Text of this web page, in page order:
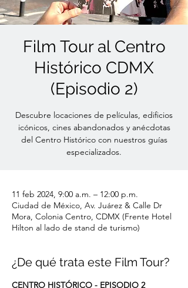
Film Tour al Centro
Histórico CDMX
(Episodio 2)
Descubre locaciones de películas, edificios
icónicos, cines abandonados y anécdotas
del Centro Histórico con nuestros guías
especializados.
11 feb 2024, 9:00 a.m. – 12:00 p.m.
Ciudad de México, Av. Juárez & Calle Dr
Mora, Colonia Centro, CDMX (Frente Hotel
Hilton al lado de stand de turismo)
¿De qué trata este Film Tour?
CENTRO HISTÓRICO - EPISODIO 2